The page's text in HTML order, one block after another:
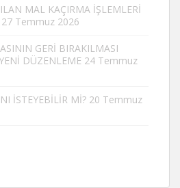
MAL KAÇIRMA İŞLEMLERİ
27 Temmuz 2026
GERİ BIRAKILMASI
DÜZENLEME 24 Temmuz
İSTEYEBİLİR Mİ? 20 Temmuz